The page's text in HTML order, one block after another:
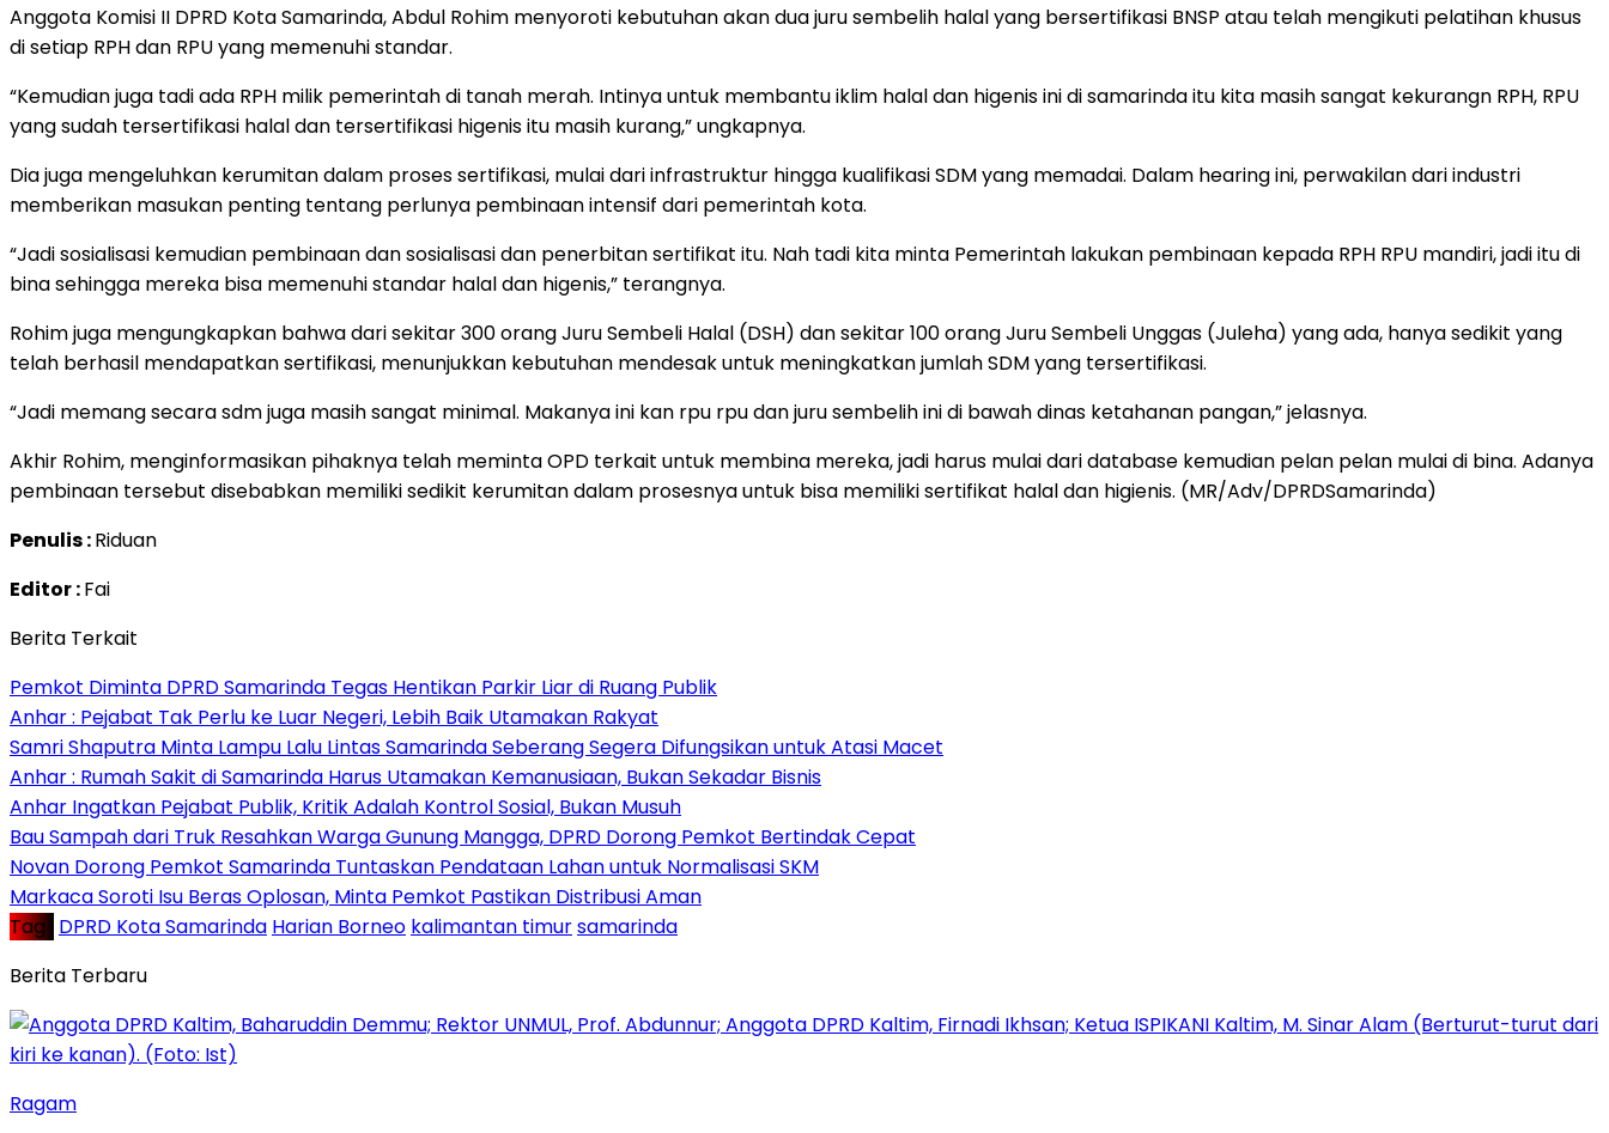
Anggota Komisi II DPRD Kota Samarinda, Abdul Rohim menyoroti kebutuhan akan dua juru sembelih halal yang bersertifikasi BNSP atau telah mengikuti pelatihan khusus
di setiap RPH dan RPU yang memenuhi standar.
“Kemudian juga tadi ada RPH milik pemerintah di tanah merah. Intinya untuk membantu iklim halal dan higenis ini di samarinda itu kita masih sangat kekurangn RPH, RPU
yang sudah tersertifikasi halal dan tersertifikasi higenis itu masih kurang,” ungkapnya.
Dia juga mengeluhkan kerumitan dalam proses sertifikasi, mulai dari infrastruktur hingga kualifikasi SDM yang memadai. Dalam hearing ini, perwakilan dari industri
memberikan masukan penting tentang perlunya pembinaan intensif dari pemerintah kota.
“Jadi sosialisasi kemudian pembinaan dan sosialisasi dan penerbitan sertifikat itu. Nah tadi kita minta Pemerintah lakukan pembinaan kepada RPH RPU mandiri, jadi itu di
bina sehingga mereka bisa memenuhi standar halal dan higenis,” terangnya.
Rohim juga mengungkapkan bahwa dari sekitar 300 orang Juru Sembeli Halal (DSH) dan sekitar 100 orang Juru Sembeli Unggas (Juleha) yang ada, hanya sedikit yang
telah berhasil mendapatkan sertifikasi, menunjukkan kebutuhan mendesak untuk meningkatkan jumlah SDM yang tersertifikasi.
“Jadi memang secara sdm juga masih sangat minimal. Makanya ini kan rpu rpu dan juru sembelih ini di bawah dinas ketahanan pangan,” jelasnya.
Akhir Rohim, menginformasikan pihaknya telah meminta OPD terkait untuk membina mereka, jadi harus mulai dari database kemudian pelan pelan mulai di bina. Adanya
pembinaan tersebut disebabkan memiliki sedikit kerumitan dalam prosesnya untuk bisa memiliki sertifikat halal dan higienis. (MR/Adv/DPRDSamarinda)
Penulis :Riduan
Editor :Fai
Berita Terkait
Pemkot Diminta DPRD Samarinda Tegas Hentikan Parkir Liar di Ruang Publik
Anhar : Pejabat Tak Perlu ke Luar Negeri, Lebih Baik Utamakan Rakyat
Samri Shaputra Minta Lampu Lalu Lintas Samarinda Seberang Segera Difungsikan untuk Atasi Macet
Anhar : Rumah Sakit di Samarinda Harus Utamakan Kemanusiaan, Bukan Sekadar Bisnis
Anhar Ingatkan Pejabat Publik, Kritik Adalah Kontrol Sosial, Bukan Musuh
Bau Sampah dari Truk Resahkan Warga Gunung Mangga, DPRD Dorong Pemkot Bertindak Cepat
Novan Dorong Pemkot Samarinda Tuntaskan Pendataan Lahan untuk Normalisasi SKM
Markaca Soroti Isu Beras Oplosan, Minta Pemkot Pastikan Distribusi Aman
Tag : DPRD Kota Samarinda Harian Borneo kalimantan timursamarinda
Berita Terbaru
Ragam